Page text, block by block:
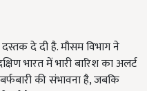
दे दी है. मौसम विभाग ने
भारत में भारी बारिश का अलर्ट
की संभावना है, जबकि